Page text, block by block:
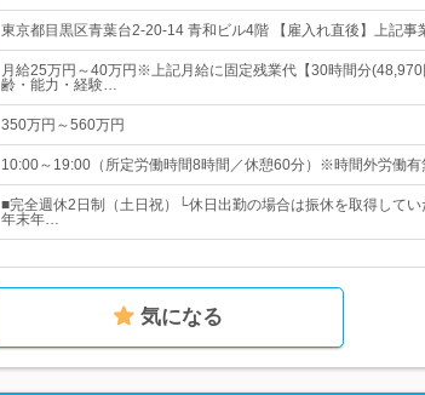
東京都目黒区青葉台2-20-14 青和ビル4階 【雇入れ直後】上記
月給25万円～40万円※上記月給に固定残業代【30時間分
齢・能力・経験…
350万円～560万円
10:00～19:00（所定労働時間8時間／休憩60分）※時間外労働
■完全週休2日制（土日祝）└休日出勤の場合は振休を取得して
年末年…
気になる